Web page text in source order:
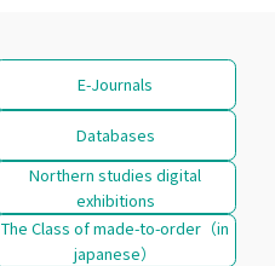
E-Journals
Databases
Northern studies digital
exhibitions
The Class of made-to-order（in
japanese）